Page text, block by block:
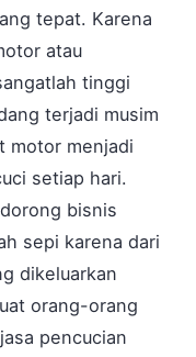
tepat. Karena
atau
tinggi
terjadi musim
motor menjadi
setiap hari.
bisnis
sepi karena dari
dikeluarkan
orang-orang
pencucian